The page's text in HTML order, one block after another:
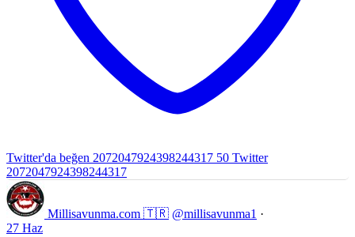
Twitter'da beğen 2072047924398244317 50 Twitter
2072047924398244317
Millisavunma.com 🇹🇷 @millisavunma1 ·
27 Haz